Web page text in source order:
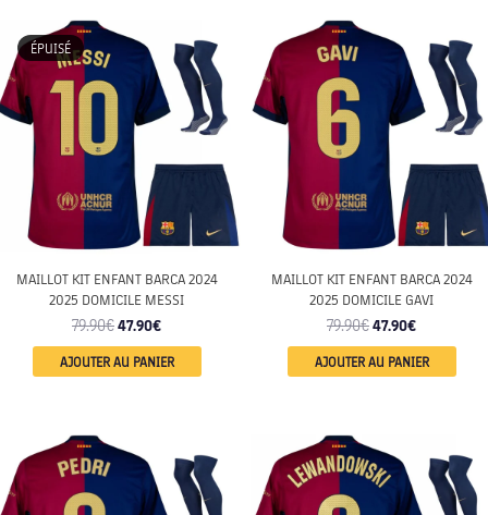
ÉPUISÉ
MAILLOT KIT ENFANT BARCA 2024
2025 DOMICILE MESSI
79.90€47.90€
AJOUTER AU PANIER
MAILLOT KIT ENFANT BARCA 2024
2025 DOMICILE GAVI
79.90€47.90€
AJOUTER AU PANIER